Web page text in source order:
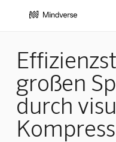
großen
durch